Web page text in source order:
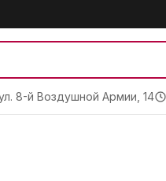
8-й Воздушной Армии, 14